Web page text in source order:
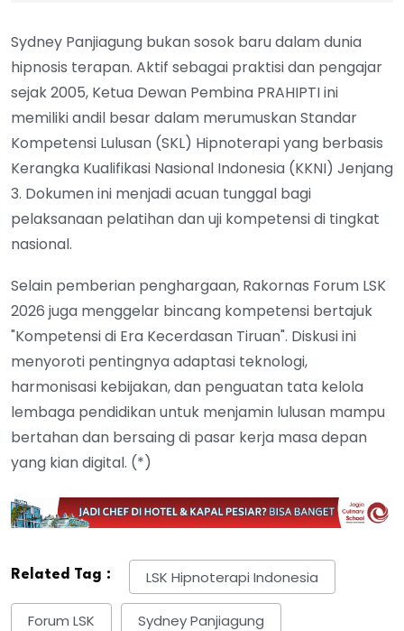
Sydney Panjiagung bukan sosok baru dalam dunia
hipnosis terapan. Aktif sebagai praktisi dan pengajar
sejak 2005, Ketua Dewan Pembina PRAHIPTI ini
memiliki andil besar dalam merumuskan Standar
Kompetensi Lulusan (SKL) Hipnoterapi yang berbasis
Kerangka Kualifikasi Nasional Indonesia (KKNI) Jenjang
3. Dokumen ini menjadi acuan tunggal bagi
pelaksanaan pelatihan dan uji kompetensi di tingkat
nasional.
Selain pemberian penghargaan, Rakornas Forum LSK
2026 juga menggelar bincang kompetensi bertajuk
"Kompetensi di Era Kecerdasan Tiruan". Diskusi ini
menyoroti pentingnya adaptasi teknologi,
harmonisasi kebijakan, dan penguatan tata kelola
lembaga pendidikan untuk menjamin lulusan mampu
bertahan dan bersaing di pasar kerja masa depan
yang kian digital. (*)
Related Tag : LSK Hipnoterapi Indonesia
Forum LSK Sydney Panjiagung